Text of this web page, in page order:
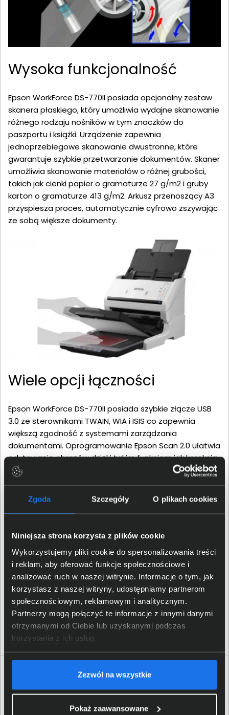
Zgoda Szczegóły O plikach cookies
Niniejsza strona korzysta z plików cookie
Wykorzystujemy pliki cookie do spersonalizowania treści
i reklam, aby oferować funkcje społecznościowe i
analizować ruch w naszej witrynie. Informacje o tym, jak
korzystasz z naszej witryny, udostępniamy partnerom
społecznościowym, reklamowym i analitycznym.
Partnerzy mogą połączyć te informacje z innymi danymi
otrzymanymi od Ciebie lub uzyskanymi podczas
korzystania z ich usług.
Zezwól na wszystkie
Pokaż zaawansowane
Wysoka funkcjonalność
Epson WorkForce DS-770II posiada opcjonalny zestaw
skanera płaskiego, który umożliwia wydajne skanowanie
różnego rodzaju nośników w tym znaczków do
paszportu i książki. Urządzenie zapewnia
jednoprzebiegowe skanowanie dwustronne, które
gwarantuje szybkie przetwarzanie dokumentów. Skaner
umożliwia skanowanie materiałów o różnej grubości,
takich jak cienki papier o gramaturze 27 g/m2 i gruby
karton o gramaturze 413 g/m2. Arkusz przenoszący A3
przyspiesza proces, automatycznie cyfrowo zszywając
ze sobą większe dokumenty.
Wiele opcji łączności
Epson WorkForce DS-770II posiada szybkie złącze USB
3.0 ze sterownikami TWAIN, WIA i ISIS co zapewnia
większą zgodność z systemami zarządzania
dokumentami. Oprogramowanie Epson Scan 2.0 ułatwia
edytowanie obrazów dzięki takim funkcjom jak korekcja
przekosów czy automatyczne obracanie. Document
Capture Pro jest prostym w obsłudze rozwiązaniem do
skanowania i zapisywania elektronicznych dokumentów
za pomocą jednego przycisku.
Specyfikacja techniczna Epson WorkForce DS-
Produkt